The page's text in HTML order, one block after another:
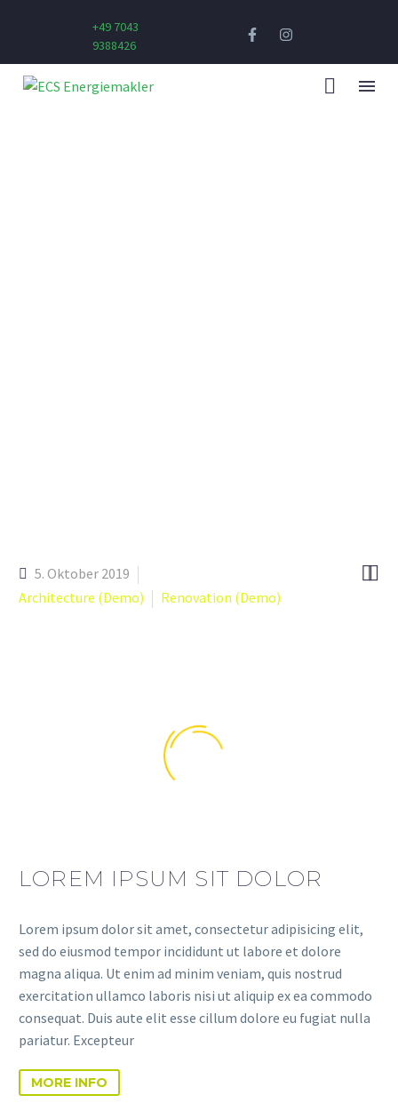
+49 7043
9388426

5. Oktober 2019
Architecture (Demo)
Renovation (Demo)
LOREM IPSUM SIT DOLOR
Lorem ipsum dolor sit amet, consectetur adipisicing elit,
sed do eiusmod tempor incididunt ut labore et dolore
magna aliqua. Ut enim ad minim veniam, quis nostrud
exercitation ullamco laboris nisi ut aliquip ex ea commodo
consequat. Duis aute elit esse cillum dolore eu fugiat nulla
pariatur. Excepteur
MORE INFO